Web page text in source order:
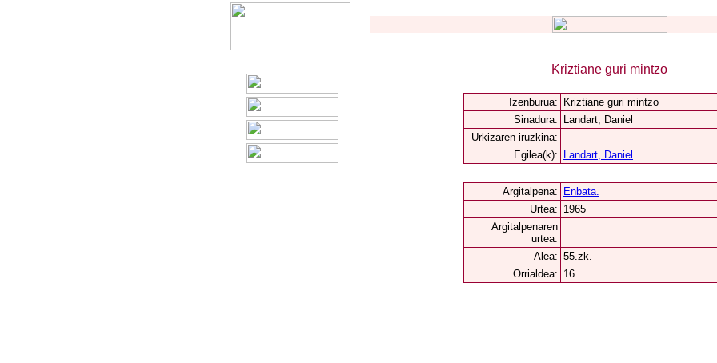
Kriztiane guri mintzo
Izenburua:
Kriztiane guri mintzo
Sinadura:
Landart, Daniel
Urkizaren iruzkina:
Egilea(k):
Landart, Daniel
Argitalpena:
Enbata.
Urtea: 1965
Argitalpenaren
urtea:
Alea: 55.zk.
Orrialdea: 16